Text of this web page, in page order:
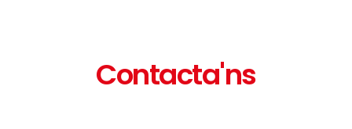
Contacta'ns